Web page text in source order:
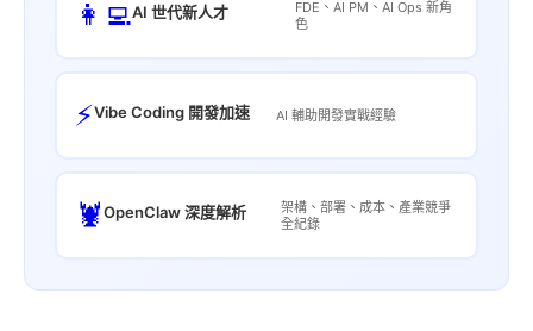
👩‍💻AI 世代新人才
FDE、AI PM、AI Ops 新角
色
⚡Vibe Coding 開發加速 AI 輔助開發實戰經驗
🦞OpenClaw 深度解析
架構、部署、成本、產業競爭
全紀錄